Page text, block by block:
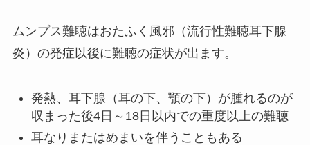
ムンプス難聴はおたふく風邪（流行性難聴耳下腺
炎）の発症以後に難聴の症状が出ます。
発熱、耳下腺（耳の下、顎の下）が腫れるのが
収まった後4日～18日以内での重度以上の難聴
耳なりまたはめまいを伴うこともある